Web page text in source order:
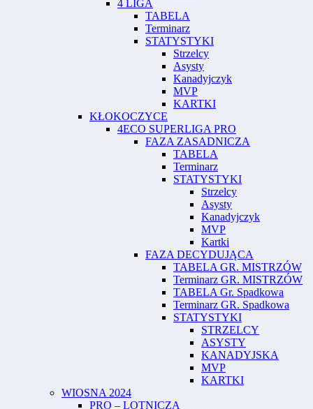
4 LIGA
TABELA
Terminarz
STATYSTYKI
Strzelcy
Asysty
Kanadyjczyk
MVP
KARTKI
KŁOKOCZYCE
4ECO SUPERLIGA PRO
FAZA ZASADNICZA
TABELA
Terminarz
STATYSTYKI
Strzelcy
Asysty
Kanadyjczyk
MVP
Kartki
FAZA DECYDUJĄCA
TABELA GR. MISTRZÓW
Terminarz GR. MISTRZÓW
TABELA Gr. Spadkowa
Terminarz GR. Spadkowa
STATYSTYKI
STRZELCY
ASYSTY
KANADYJSKA
MVP
KARTKI
WIOSNA 2024
PRO – LOTNICZA